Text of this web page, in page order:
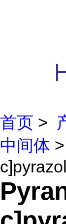
首页 >
中间体